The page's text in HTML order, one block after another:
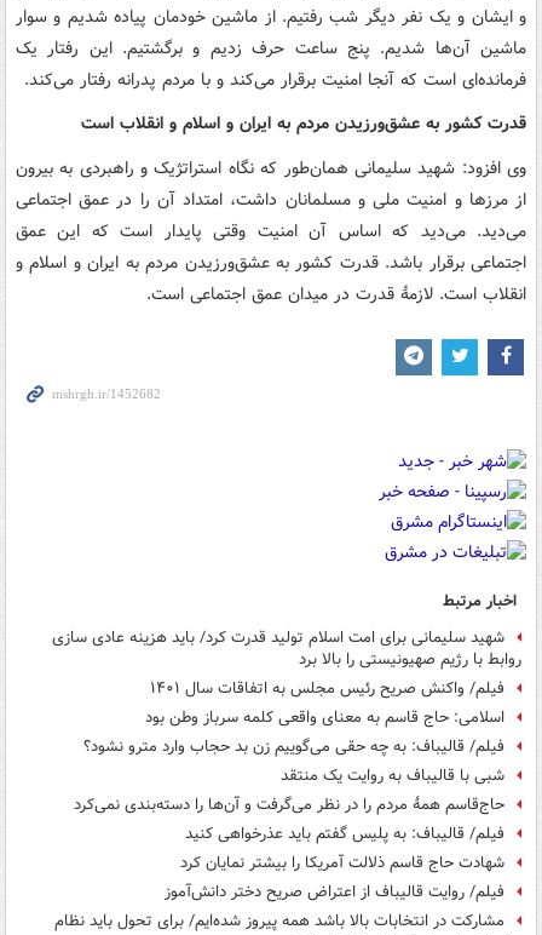
و ایشان و یک نفر دیگر شب رفتیم. از ماشین خودمان پیاده شدیم و سوار
ماشین آن‌ها شدیم. پنج ساعت حرف زدیم و برگشتیم. این رفتار یک
فرمانده‌ای است که آنجا امنیت برقرار می‌کند و با مردم پدرانه رفتار می‌کند.
قدرت کشور به عشق‌ورزیدن مردم به ایران و اسلام و انقلاب است
وی افزود: شهید سلیمانی همان‌طور که نگاه استراتژیک و راهبردی به بیرون
از مرزها و امنیت ملی و مسلمانان داشت، امتداد آن را در عمق اجتماعی
می‌دید. می‌دید که اساس آن امنیت وقتی پایدار است که این عمق
اجتماعی برقرار باشد. قدرت کشور به عشق‌ورزیدن مردم به ایران و اسلام و
انقلاب است. لازمۀ قدرت در میدان عمق اجتماعی است.
اخبار مرتبط
شهید سلیمانی برای امت اسلام تولید قدرت کرد/ باید هزینه عادی سازی
روابط با رژیم صهیونیستی را بالا برد
فیلم/ واکنش صریح رئیس مجلس به اتفاقات سال ۱۴۰۱
اسلامی: حاج قاسم به معنای واقعی کلمه سرباز وطن بود
فیلم/ قالیباف: به چه حقی می‌گوییم زن بد حجاب وارد مترو نشود؟
شبی با قالیباف به روایت یک منتقد
حاج‌قاسم همۀ مردم را در نظر می‌گرفت و آن‌ها را دسته‌بندی نمی‌کرد
فیلم/ قالیباف: به پلیس گفتم باید عذرخواهی کنید
شهادت حاج قاسم ذلالت آمریکا را بیشتر نمایان کرد
فیلم/ روایت قالیباف از اعتراض صریح دختر دانش‌آموز
مشارکت در انتخابات بالا باشد همه پیروز شده‌ایم/ برای تحول باید نظام